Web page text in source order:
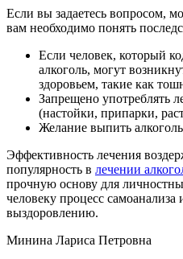
Если вы задаетесь вопросом,
вам необходимо понять
Если человек, который
алкоголь, могут
здоровьем, такие как
Запрещено употреблять
(настойки, припарки,
Желание выпить
Эффективность лечения
популярность в лечении
прочную основу для
человеку процесс
выздоровлению.
Минина Лариса Петровна